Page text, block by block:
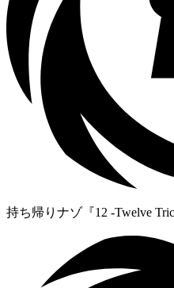
持ち帰りナゾ『12 -Twelve